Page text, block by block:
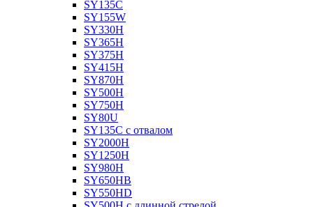
SY135C
SY155W
SY330H
SY365H
SY375H
SY415H
SY870H
SY500H
SY750H
SY80U
SY135C с отвалом
SY2000H
SY1250H
SY980H
SY650HB
SY550HD